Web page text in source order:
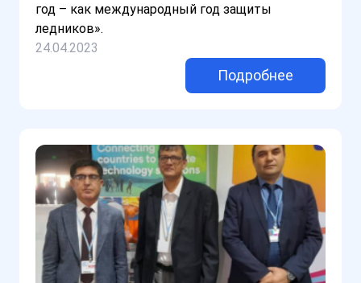
год – как международный год защиты
ледников».
24.04.2023
Подробнее